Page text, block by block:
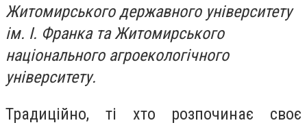
Житомирського державного університету
ім. І. Франка та Житомирського
національного агроекологічного
університету.
Традиційно, ті хто розпочинає своє